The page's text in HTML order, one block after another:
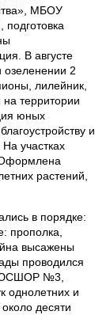
МБОУ
В августе
озеленении 2
лилейник,
территории
юных
и
участках
Оформлена
растений,
в порядке:
прополка,
высажены
проводился
№3,
однолетних и
десяти